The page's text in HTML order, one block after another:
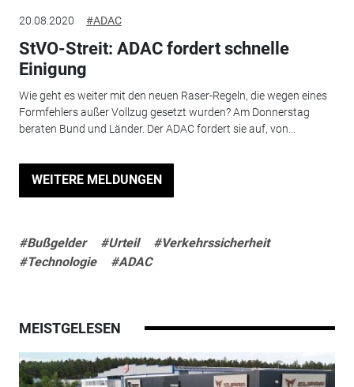
20.08.2020 #ADAC
StVO-Streit: ADAC fordert schnelle
Einigung
Wie geht es weiter mit den neuen Raser-Regeln, die wegen eines
Formfehlers außer Vollzug gesetzt wurden? Am Donnerstag
beraten Bund und Länder. Der ADAC fordert sie auf, von...
WEITERE MELDUNGEN
#Bußgelder #Urteil
#Verkehrssicherheit
#Technologie
#ADAC
MEISTGELESEN